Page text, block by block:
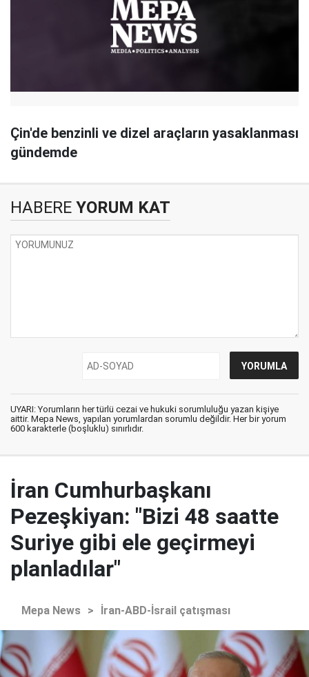
Çin'de benzinli ve dizel araçların yasaklanması
gündemde
HABERE YORUM KAT
UYARI: Yorumların her türlü cezai ve hukuki sorumluluğu yazan kişiye
aittir. Mepa News, yapılan yorumlardan sorumlu değildir. Her bir yorum
600 karakterle (boşluklu) sınırlıdır.
İran Cumhurbaşkanı
Pezeşkiyan: "Bizi 48 saatte
Suriye gibi ele geçirmeyi
planladılar"
Mepa News > İran-ABD-İsrail çatışması